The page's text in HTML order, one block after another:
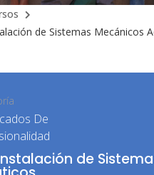
de Sistemas Mecánicos
De
de